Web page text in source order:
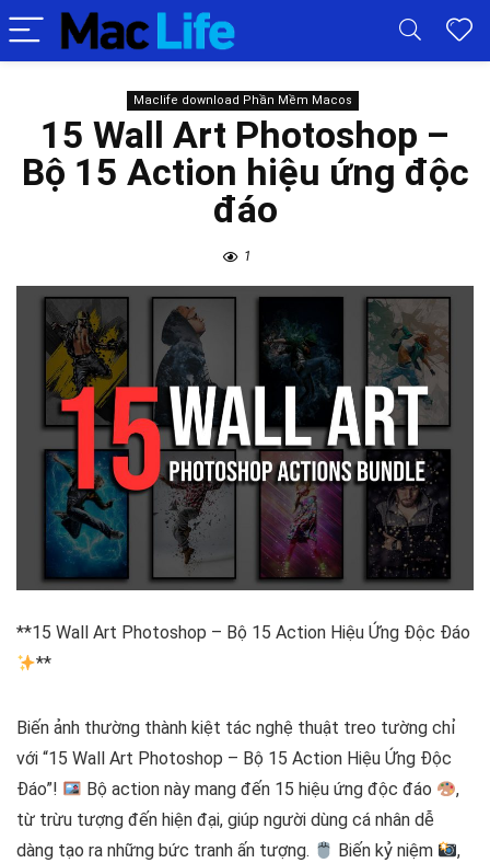
Maclife download Phần Mềm Macos
15 Wall Art Photoshop –
Bộ 15 Action hiệu ứng độc
đáo
1
**15 Wall Art Photoshop – Bộ 15 Action Hiệu Ứng Độc Đáo
**
Biến ảnh thường thành kiệt tác nghệ thuật treo tường chỉ
với “15 Wall Art Photoshop – Bộ 15 Action Hiệu Ứng Độc
Đáo”!
Bộ action này mang đến 15 hiệu ứng độc đáo
,
từ trừu tượng đến hiện đại, giúp người dùng cá nhân dễ
dàng tạo ra những bức tranh ấn tượng.
Biến kỷ niệm
,